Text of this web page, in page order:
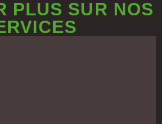
PLUS SUR NOS